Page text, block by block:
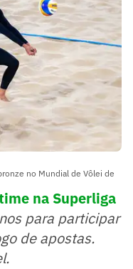
no Mundial de Vôlei de
na Superliga
para participar
de apostas.